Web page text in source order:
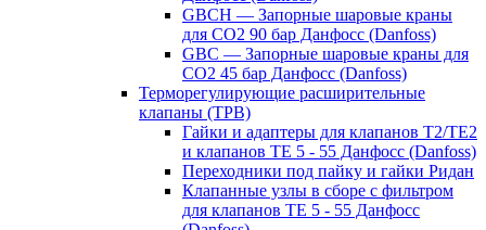
GBCH — Запорные шаровые краны
для CO2 90 бар Данфосс (Danfoss)
GBC — Запорные шаровые краны для
CO2 45 бар Данфосс (Danfoss)
Терморегулирующие расширительные
клапаны (ТРВ)
Гайки и адаптеры для клапанов T2/TE2
и клапанов TE 5 - 55 Данфосс (Danfoss)
Переходники под пайку и гайки Ридан
Клапанные узлы в сборе с фильтром
для клапанов TE 5 - 55 Данфосс